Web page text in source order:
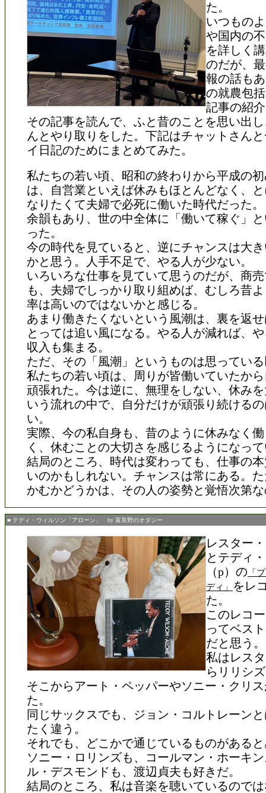
た。
いつもの
や国内の
を詳しく
のだが、
報の話も
の就農包
記事の紹
その記事を読んで、ふと昔のことを思い出
んとやり取りをした。下記はチャットさん
イ日記のためにまとめてみた。
私たちの若い頃、昭和の終わりから平成の
は、自営業といえば休みもほとんどなく、
なりたくて夫婦で必死に働いた時代だった
余韻もあり、世の中全体に「働いて稼ぐ」
った。
今の時代を見ていると、逆にチャンスは大
かと思う。人手不足で、やる人が少ない。
いろいろな仕事を見ていて思うのだが、商
も、夫婦でしっかり取り組めば、むしろ昔
率は高いのではないかと感じる。
あまり働きたくないという風潮は、裏を返
とっては追い風になる。やる人が減れば、
収入も集まる。
ただ、その「風潮」というものは思ってい
私たちの若い頃は、周りが皆働いていたか
頑張れた。今は逆に、無理をしない、休み
いう流れの中で、自分だけが頑張り続ける
い。
実際、今の私自身も、昔のように休みなく
く、休むことの大切さを感じるようになっ
結局のところ、時代は変わっても、仕事の
いのかもしれない。チャンスは常にある。
かむかどうかは、その人の姿勢と覚悟次第
■ テディ・ウィルソン「アローン」 by 富良野のオダジー
レスター
とテディ
（p）の 「
ディ」
をレ
た。
このレコ
ってベス
だと思う。
私はレス
らリリシ
そこからアート・ペッパーやソニー・クリ
た。
同じサックスでも、ジョン・コルトレーン
たく違う。
それでも、どこかで通じているものがある
ソニー・ロリンズも、コールマン・ホーキ
ル・デスモンドも、渡辺貞夫も好きだ。
結局のところ、私は音楽を聴いているので